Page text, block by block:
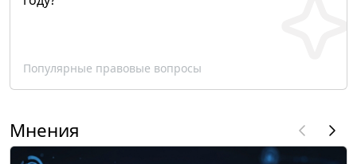
Популярные правовые вопросы
Мнения